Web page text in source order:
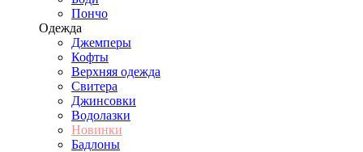
Пончо
Одежда
Джемперы
Кофты
Верхняя одежда
Свитера
Джинсовки
Водолазки
Новинки
Бадлоны